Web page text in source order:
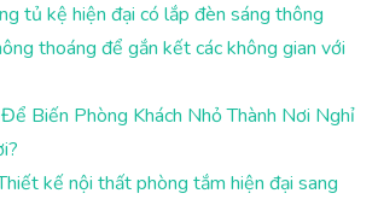
tủ kệ hiện đại có lắp đèn sáng thông
thoáng để gắn kết các không gian với
Biến Phòng Khách Nhỏ Thành Nơi Nghỉ
kế nội thất phòng tắm hiện đại sang